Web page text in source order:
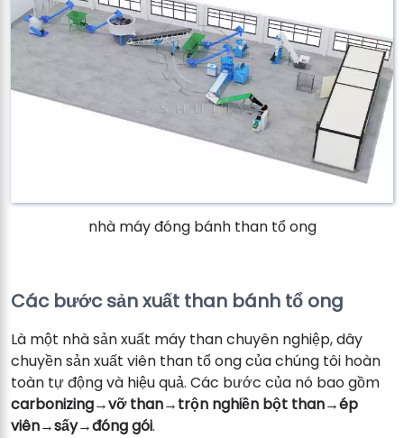
nhà máy đóng bánh than tổ ong
Các bước sản xuất than bánh tổ ong
Là một nhà sản xuất máy than chuyên nghiệp, dây
chuyền sản xuất viên than tổ ong của chúng tôi hoàn
toàn tự động và hiệu quả. Các bước của nó bao gồm
carbonizing→vỡ than→trộn nghiền bột than→ép
viên→sấy→đóng gói.